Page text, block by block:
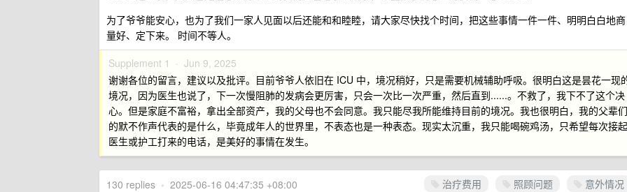
为了爷爷能安心，也为了我们一家人见面以后还能和和睦睦，请大家尽快找个时间，把这些事情一件一件、明明白白地商
量好、定下来。 时间不等人。
Supplement 1 · Jun 9, 2025
谢谢各位的留言，建议以及批评。目前爷爷人依旧在 ICU 中，境况稍好，只是需要机械辅助呼吸。很明白这是昙花一现
境况，因为医生也说了，下一次慢阻肺的发病会更厉害，只会一次比一次严重，然后直到......。不救了，我下不了这个决
心。但是家庭不富裕，拿出全部资产，我的父母也不会同意。我只能尽我所能维持目前的境况。我也很明白，我的父辈们
的默不作声代表的是什么，毕竟成年人的世界里，不表态也是一种表态。现实太沉重，我只能喝碗鸡汤，只希望每次接起
医生或护工打来的电话，是美好的事情在发生。
治疗费用 照顾问题 意外情况
130 replies • 2025-06-16 04:47:35 +08:00